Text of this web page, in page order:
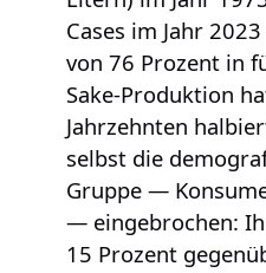
Cases im Jahr
von 76 Prozent in
Sake-Produktion
Jahrzehnten
selbst die
Gruppe —
— eingebrochen:
15 Prozent